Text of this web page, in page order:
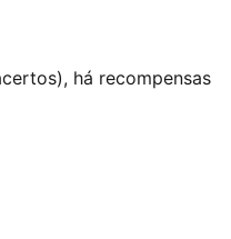
há recompensas